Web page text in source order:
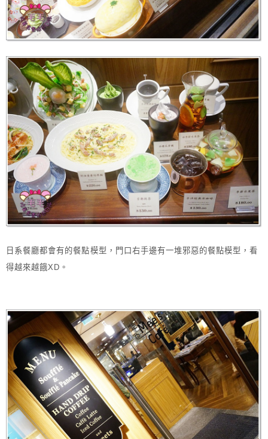
日系餐廳都會有的餐點模型，門口右手邊有一堆邪惡的餐點模型，看
得越來越餓XD。